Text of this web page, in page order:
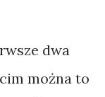
dwa
można to